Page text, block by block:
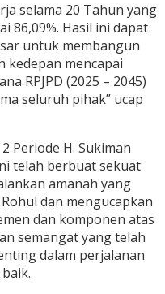
selama 20 Tahun yang
86,09%. Hasil ini dapat
untuk membangun
kedepan mencapai
RPJPD (2025 – 2045)
seluruh pihak” ucap
Periode H. Sukiman
telah berbuat sekuat
amanah yang
dan mengucapkan
dan komponen atas
semangat yang telah
dalam perjalanan